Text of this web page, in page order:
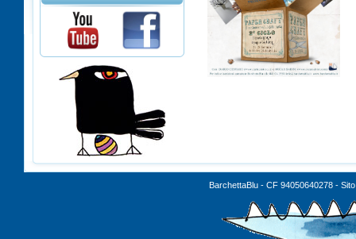
BarchettaBlu - CF 94050640278 -